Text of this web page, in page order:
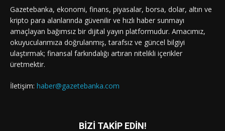
Gazetebanka, ekonomi, finans, piyasalar, borsa, dolar, altın ve
kripto para alanlarında güvenilir ve hızlı haber sunmayı
amaçlayan bağımsız bir dijital yayın platformudur. Amacımız,
okuyucularımıza doğrulanmış, tarafsız ve güncel bilgiyi
ulaştırmak; finansal farkındalığı artıran nitelikli içerikler
üretmektir.
İletişim: haber@gazetebanka.com
BİZİ TAKİP EDİN!